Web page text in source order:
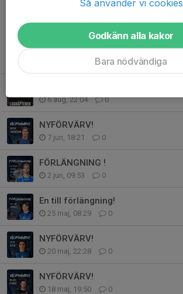
6 aug, 22:04 0
NYFÖRVÄRV!
7 jun, 18:21 0
FÖRLÄNGNING !
2 jun, 09:53 0
En till förlängning!
25 maj, 08:29 0
NYFÖRVÄRV!
20 maj, 22:28 0
NYFÖRVÄRV!
18 maj, 19:50 0
Så använder vi cookies
Godkänn alla kakor
Bara nödvändiga